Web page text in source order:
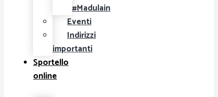
#Madulain
Eventi
Indirizzi
importanti
Sportello
online